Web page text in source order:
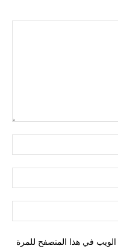
في هذا المتصفح للمرة